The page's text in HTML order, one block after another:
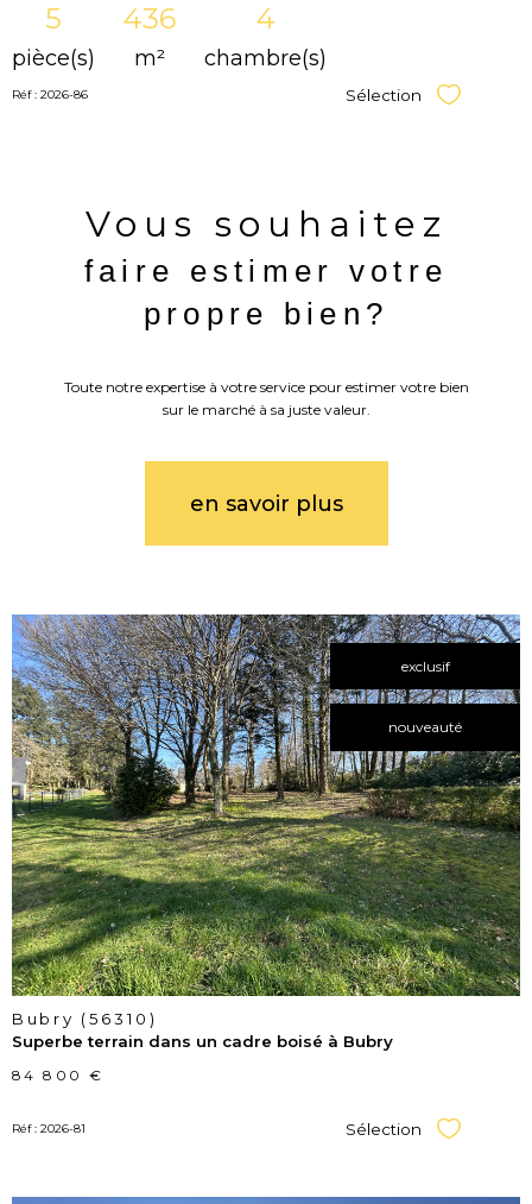
5
pièce(s)
436
m²
4
chambre(s)
Réf : 2026-86 Sélection Sélectionner
Vous souhaitez
faire estimer votre
propre bien?
Toute notre expertise à votre service pour estimer votre bien
sur le marché à sa juste valeur.
en savoir plus
exclusif
nouveauté
voir le
bien
Bubry (56310)
Superbe terrain dans un cadre boisé à Bubry
84 800 €
Réf : 2026-81 Sélection Sélectionner